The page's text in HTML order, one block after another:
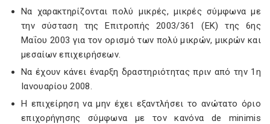
Να χαρακτηρίζονται πολύ μικρές, μικρές σύμφωνα με
την σύσταση της Επιτροπής 2003/361 (ΕΚ) της 6ης
Μαΐου 2003 για τον ορισμό των πολύ μικρών, μικρών και
μεσαίων επιχειρήσεων.
Να έχουν κάνει έναρξη δραστηριότητας πριν από την 1η
Ιανουαρίου 2008.
Η επιχείρηση να μην έχει εξαντλήσει το ανώτατο όριο
επιχορήγησης σύμφωνα με τον κανόνα de minimis